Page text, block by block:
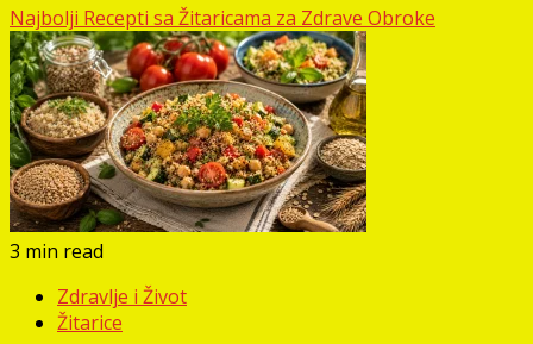
Najbolji Recepti sa Žitaricama za Zdrave Obroke
3 min read
Zdravlje i Život
Žitarice